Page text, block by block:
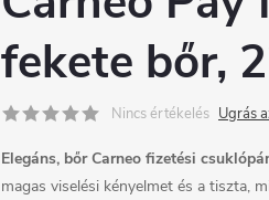
fekete bőr,
Nincs értékelés Ugrás
Elegáns, bőr Carneo fizetési
magas viselési kényelmet és a tiszta,